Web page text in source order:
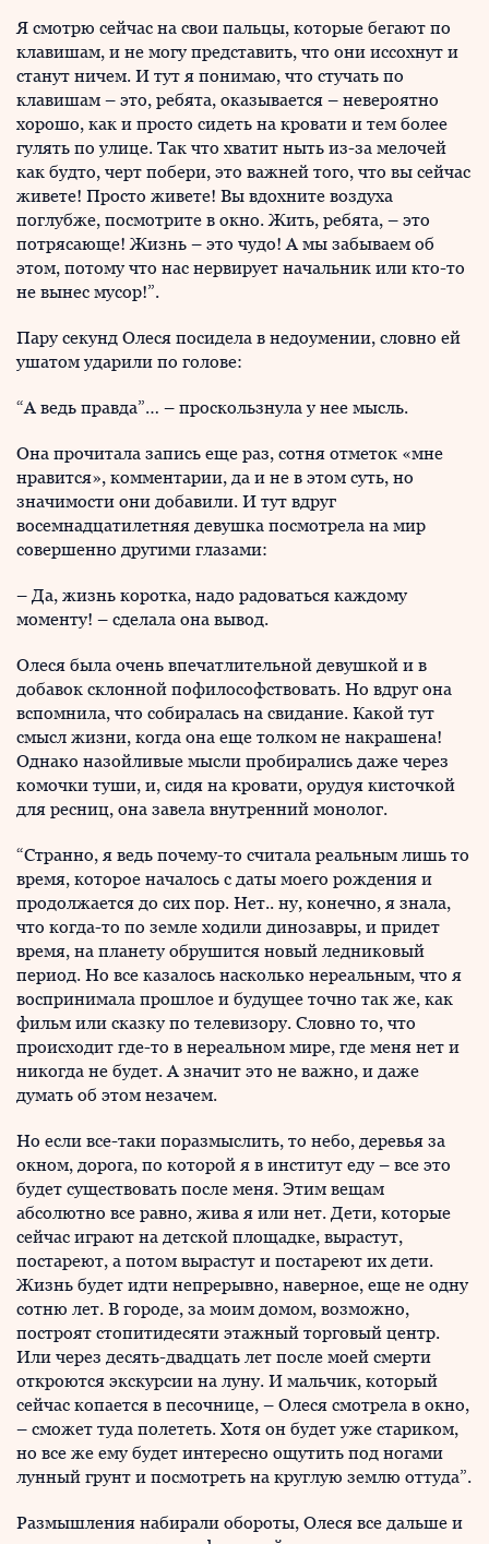
Я смотрю сейчас на свои пальцы, которые бегают по
клавишам, и не могу представить, что они иссохнут и
станут ничем. И тут я понимаю, что стучать по
клавишам – это, ребята, оказывается – невероятно
хорошо, как и просто сидеть на кровати и тем более
гулять по улице. Так что хватит ныть из-за мелочей
как будто, черт побери, это важней того, что вы сейчас
живете! Просто живете! Вы вдохните воздуха
поглубже, посмотрите в окно. Жить, ребята, – это
потрясающе! Жизнь – это чудо! А мы забываем об
этом, потому что нас нервирует начальник или кто-то
не вынес мусор!”.
Пару секунд Олеся посидела в недоумении, словно ей
ушатом ударили по голове:
“А ведь правда”… – проскользнула у нее мысль.
Она прочитала запись еще раз, сотня отметок «мне
нравится», комментарии, да и не в этом суть, но
значимости они добавили. И тут вдруг
восемнадцатилетняя девушка посмотрела на мир
совершенно другими глазами:
– Да, жизнь коротка, надо радоваться каждому
моменту! – сделала она вывод.
Олеся была очень впечатлительной девушкой и в
добавок склонной пофилософствовать. Но вдруг она
вспомнила, что собиралась на свидание. Какой тут
смысл жизни, когда она еще толком не накрашена!
Однако назойливые мысли пробирались даже через
комочки туши, и, сидя на кровати, орудуя кисточкой
для ресниц, она завела внутренний монолог.
“Странно, я ведь почему-то считала реальным лишь то
время, которое началось с даты моего рождения и
продолжается до сих пор. Нет.. ну, конечно, я знала,
что когда-то по земле ходили динозавры, и придет
время, на планету обрушится новый ледниковый
период. Но все казалось насколько нереальным, что я
воспринимала прошлое и будущее точно так же, как
фильм или сказку по телевизору. Словно то, что
происходит где-то в нереальном мире, где меня нет и
никогда не будет. А значит это не важно, и даже
думать об этом незачем.
Но если все-таки поразмыслить, то небо, деревья за
окном, дорога, по которой я в институт еду – все это
будет существовать после меня. Этим вещам
абсолютно все равно, жива я или нет. Дети, которые
сейчас играют на детской площадке, вырастут,
постареют, а потом вырастут и постареют их дети.
Жизнь будет идти непрерывно, наверное, еще не одну
сотню лет. В городе, за моим домом, возможно,
построят стопитидесяти этажный торговый центр.
Или через десять-двадцать лет после моей смерти
откроются экскурсии на луну. И мальчик, который
сейчас копается в песочнице, – Олеся смотрела в окно,
– сможет туда полететь. Хотя он будет уже стариком,
но все же ему будет интересно ощутить под ногами
лунный грунт и посмотреть на круглую землю оттуда”.
Размышления набирали обороты, Олеся все дальше и